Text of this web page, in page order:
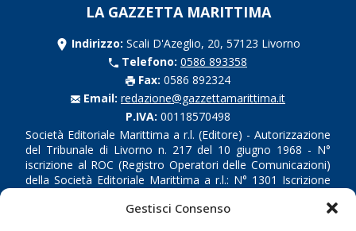
Gestisci Consenso
LA GAZZETTA MARITTIMA
Indirizzo: Scali D'Azeglio, 20, 57123 Livorno
Telefono: 0586 893358
Fax: 0586 892324
Email: redazione@gazzettamarittima.it
P.IVA: 00118570498
Società Editoriale Marittima a r.l. (Editore) - Autorizzazione
del Tribunale di Livorno n. 217 del 10 giugno 1968 - N°
iscrizione al ROC (Registro Operatori delle Comunicazioni)
della Società Editoriale Marittima a r.l.: N° 1301 Iscrizione
di Livorno del 15/09/2010.